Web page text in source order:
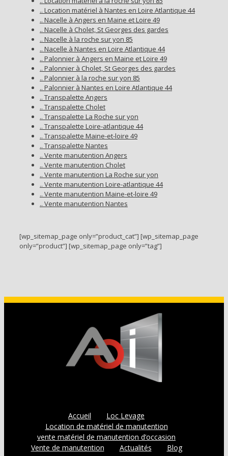
.. Location matériel à Nantes en Loire Atlantique 44
.. Nacelle à Angers en Maine et Loire 49
.. Nacelle à Cholet, St Georges des gardes
.. Nacelle à la roche sur yon 85
.. Nacelle à Nantes en Loire Atlantique 44
.. Palonnier à Angers en Maine et Loire 49
.. Palonnier à Cholet, St Georges des gardes
.. Palonnier à la roche sur yon 85
.. Palonnier à Nantes en Loire Atlantique 44
.. Transpalette Angers
.. Transpalette Cholet
.. Transpalette La Roche sur yon
.. Transpalette Loire-atlantique 44
.. Transpalette Maine-et-loire 49
.. Transpalette Nantes
.. Vente manutention Angers
.. Vente manutention Cholet
.. Vente manutention La Roche sur yon
.. Vente manutention Loire-atlantique 44
.. Vente manutention Maine-et-loire 49
.. Vente manutention Nantes
[wp_sitemap_page only=”product_cat”] [wp_sitemap_page
only=”product”] [wp_sitemap_page only=”tag”]
Accueil
Loc Levage
Location de matériel de manutention
vente matériel de manutention d’occasion
Vente de manutention
Actualités
Blog